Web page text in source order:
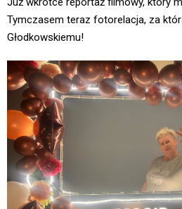
Tymczasem teraz fotorelacja, za
Głodkowskiemu!